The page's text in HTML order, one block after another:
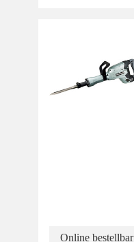
Online bestellbar